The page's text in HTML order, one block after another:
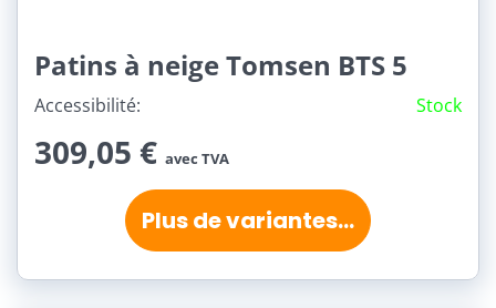
Patins à neige Tomsen BTS 5
Accessibilité: Stock
309,05 € avec TVA
Plus de variantes...